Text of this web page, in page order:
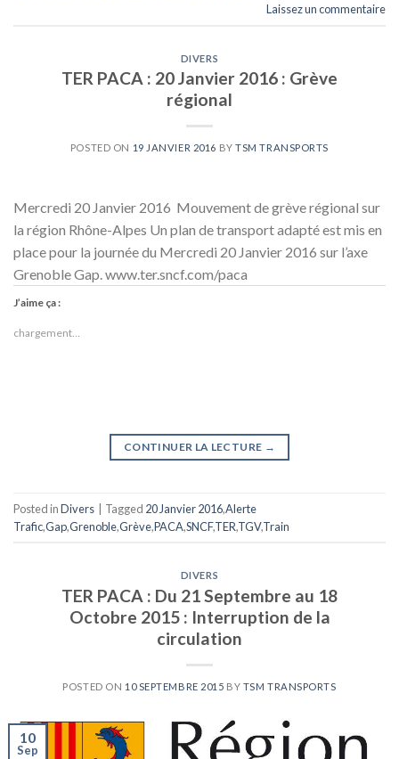
Laissez un commentaire
DIVERS
TER PACA : 20 Janvier 2016 : Grève
régional
POSTED ON 19 JANVIER 2016 BYTSM TRANSPORTS
Mercredi 20 Janvier 2016 Mouvement de grève régional sur
la région Rhône-Alpes Un plan de transport adapté est mis en
place pour la journée du Mercredi 20 Janvier 2016 sur l’axe
Grenoble Gap. www.ter.sncf.com/paca
J’aime ça :
chargement…
CONTINUER LA LECTURE →
Posted inDivers Tagged 20 Janvier 2016,Alerte
Trafic,Gap,Grenoble,Grève,PACA,SNCF,TER,TGV,Train
DIVERS
TER PACA : Du 21 Septembre au 18
Octobre 2015 : Interruption de la
circulation
POSTED ON 10 SEPTEMBRE 2015 BY TSM TRANSPORTS
10
Sep